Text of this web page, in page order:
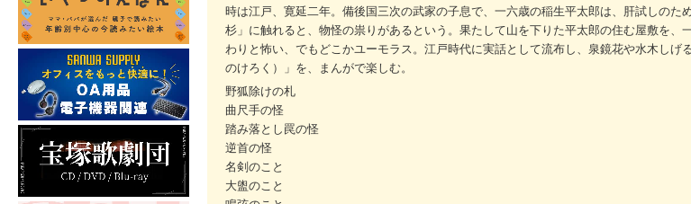
時は江戸、寛延二年。備後国三次の武家の子息で、一六歳の稲生平太郎は、肝試しのた
杉」に触れると、物怪の祟りがあるという。果たして山を下りた平太郎の住む屋敷を
わりと怖い、でもどこかユーモラス。江戸時代に実話として流布し、泉鏡花や水木しげ
のけろく）」を、まんがで楽しむ。
野狐除けの札
曲尺手の怪
踏み落とし罠の怪
逆首の怪
名剣のこと
大盥のこと